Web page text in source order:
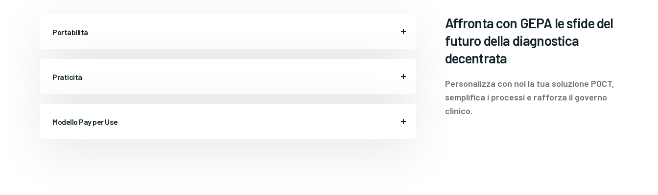
Portabilità
Praticità
Modello Pay per Use
Affronta con GEPA le sfide del
futuro della diagnostica
decentrata
Personalizza con noi la tua soluzione POCT,
semplifica i processi e rafforza il governo
clinico.